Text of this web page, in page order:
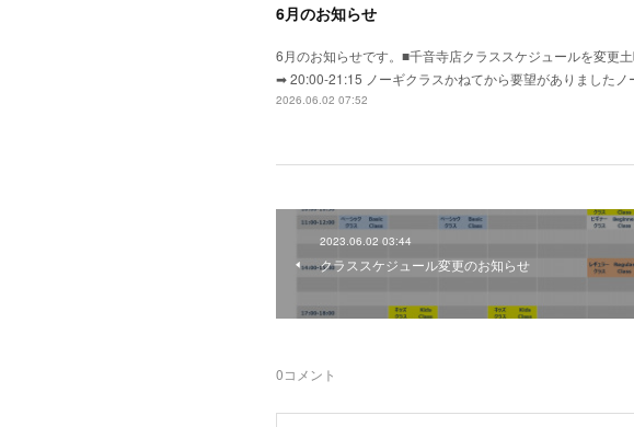
6月のお知らせ
6月のお知らせです。■千音寺店クラススケジュールを変更
➡ 20:00-21:15 ノーギクラスかねてから要望がありました
2026.06.02 07:52
2023.06.02 03:44
クラススケジュール変更のお知らせ
0コメント